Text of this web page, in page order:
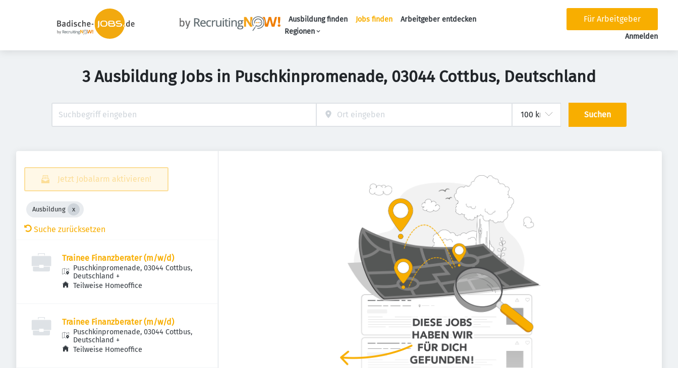
Ausbildung finden Jobs finden
Arbeitgeber entdecken
Regionen
Für Arbeitgeber
Anmelden
3 Ausbildung Jobs in Puschkinpromenade, 03044 Cottbus, Deutschland
Suchen
Jetzt Jobalarm aktivieren!
Ausbildung
Suche zurücksetzen
Trainee Finanzberater (m/w/d)
Puschkinpromenade, 03044 Cottbus,
Deutschland +
Teilweise Homeoffice
Trainee Finanzberater (m/w/d)
Puschkinpromenade, 03044 Cottbus,
Deutschland +
Teilweise Homeoffice